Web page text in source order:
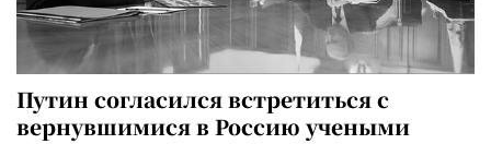
Путин согласился встретиться с
вернувшимися в Россию учеными